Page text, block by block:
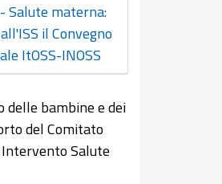
Salute materna:
il Convegno
ItOSS-INOSS
delle bambine e dei
del Comitato
Intervento Salute